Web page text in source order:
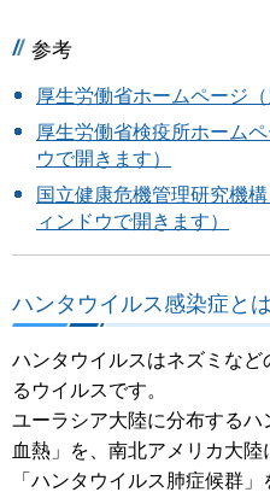
参考
厚生労働省ホームページ
厚生労働省検疫所ホーム
ウで開きます）
国立健康危機管理研究機
ィンドウで開きます）
ハンタウイルス感染症とは
ハンタウイルスはネズミな
るウイルスです。
ユーラシア大陸に分布する
血熱」を、南北アメリカ大
「ハンタウイルス肺症候群」